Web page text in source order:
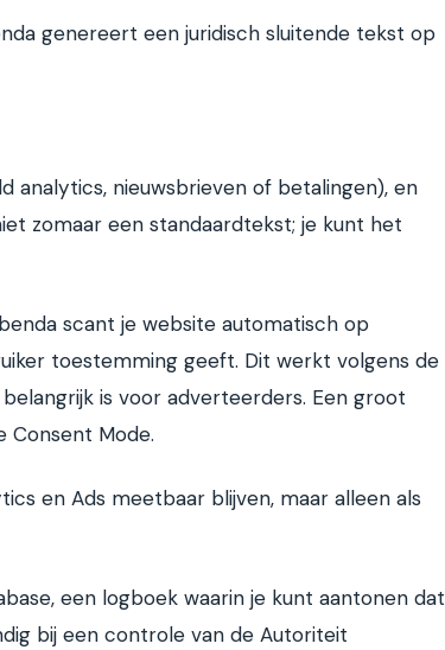
genereert een juridisch sluitende tekst op
analytics, nieuwsbrieven of betalingen), en
zomaar een standaardtekst; je kunt het
scant je website automatisch op
toestemming geeft. Dit werkt volgens de
is voor adverteerders. Een groot
Consent Mode.
en Ads meetbaar blijven, maar alleen als
een logboek waarin je kunt aantonen dat
bij een controle van de Autoriteit